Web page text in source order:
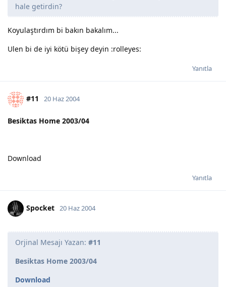
hale getirdin?
Koyulaştırdım bi bakın bakalım...
Ulen bi de iyi kötü bişey deyin :rolleyes:
Yanıtla
#11 20 Haz 2004
Besiktas Home 2003/04
Download
Yanıtla
Spocket 20 Haz 2004
Orjinal Mesajı Yazan: #11
Besiktas Home 2003/04
Download